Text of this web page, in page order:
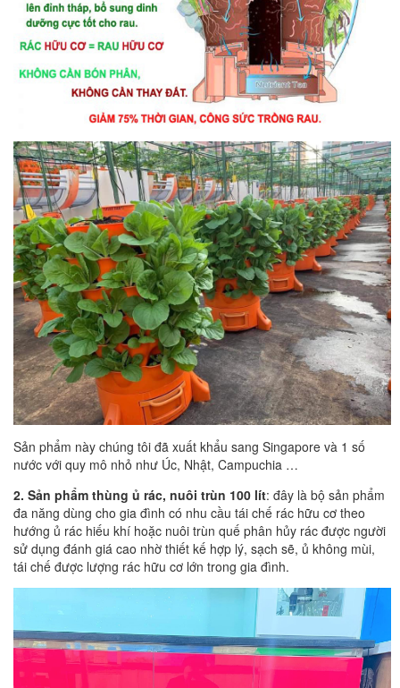
Sản phẩm này chúng tôi đã xuất khẩu sang Singapore và 1 số
nước với quy mô nhỏ như Úc, Nhật, Campuchia …
2. Sản phẩm thùng ủ rác, nuôi trùn 100 lít: đây là bộ sản phẩm
đa năng dùng cho gia đình có nhu cầu tái chế rác hữu cơ theo
hướng ủ rác hiếu khí hoặc nuôi trùn quế phân hủy rác được người
sử dụng đánh giá cao nhờ thiết kế hợp lý, sạch sẽ, ủ không mùi,
tái chế được lượng rác hữu cơ lớn trong gia đình.